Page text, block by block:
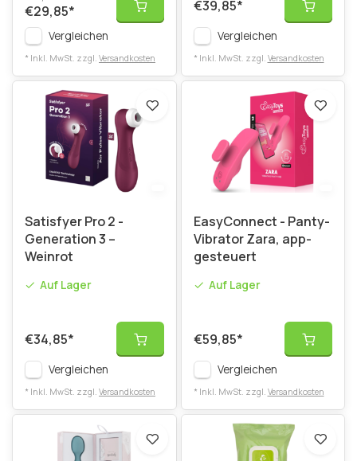
€29,85*
Vergleichen
* Inkl. MwSt. zzgl. Versandkosten
€39,85*
Vergleichen
* Inkl. MwSt. zzgl. Versandkosten
Satisfyer Pro 2 -
Generation 3 –
Weinrot
Auf Lager
€34,85*
Vergleichen
* Inkl. MwSt. zzgl. Versandkosten
EasyConnect - Panty-
Vibrator Zara, app-
gesteuert
Auf Lager
€59,85*
Vergleichen
* Inkl. MwSt. zzgl. Versandkosten